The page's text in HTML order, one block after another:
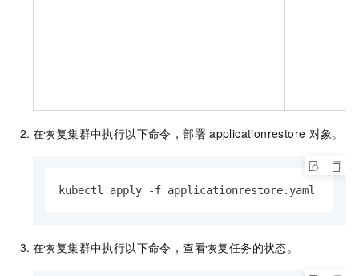
在恢复集群中执行以下命令，部署 applicationrestore 对象。
kubectl apply -f applicationrestore.yaml
在恢复集群中执行以下命令，查看恢复任务的状态。